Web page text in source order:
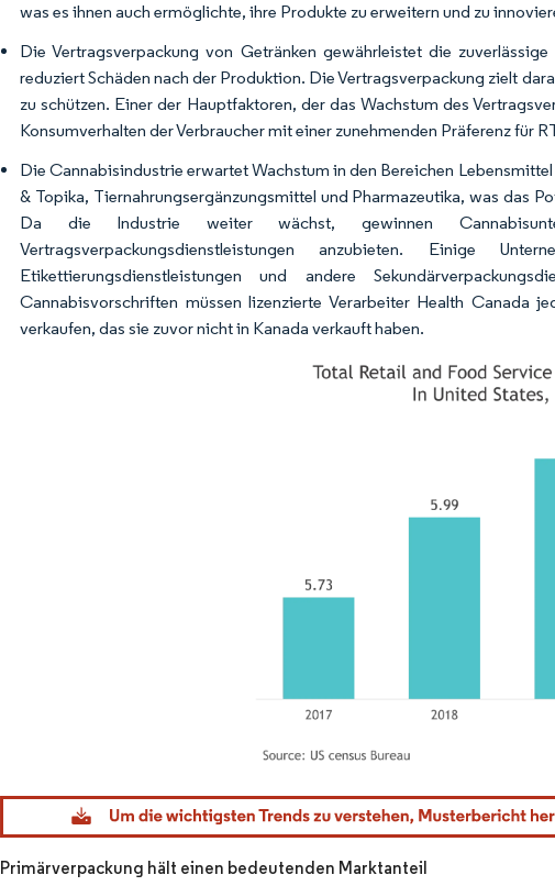
was es ihnen auch ermöglichte, ihre Produkte zu erweitern und zu
Die Vertragsverpackung von Getränken gewährleistet die
reduziert Schäden nach der Produktion. Die Vertragsverpackung zielt
zu schützen. Einer der Hauptfaktoren, der das Wachstum des
Konsumverhalten der Verbraucher mit einer zunehmenden Präferenz für
Die Cannabisindustrie erwartet Wachstum in den Bereichen
& Topika, Tiernahrungsergänzungsmittel und Pharmazeutika, was das
Da die Industrie weiter wächst, gewinnen
Vertragsverpackungsdienstleistungen anzubieten. Einige
Etikettierungsdienstleistungen und andere
Cannabisvorschriften müssen lizenzierte Verarbeiter Health Canada
verkaufen, das sie zuvor nicht in Kanada verkauft haben.
Bild © Mordor Intelligence. Wiederverwendung erfordert Namensnennung gemäß CC BY 4.0.
Primärverpackung hält einen bedeutenden Marktanteil